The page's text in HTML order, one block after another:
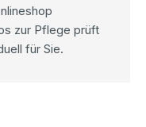
zur Pflege prüft
für Sie.